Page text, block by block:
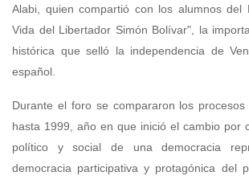
Alabi, quien compartió con los alumnos del
Vida del Libertador Simón Bolívar", la
histórica que selló la independencia de
español.
Durante el foro se compararon los
hasta 1999, año en que inició el cambio por
político y social de una democracia
democracia participativa y protagónica del